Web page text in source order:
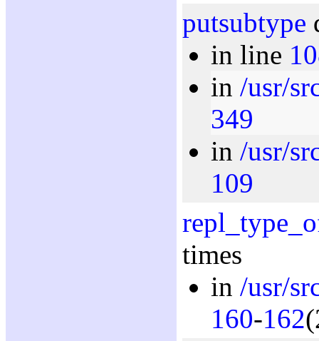
putsubtype
in line
in /usr/
349
in /usr/
109
times
in /usr/
160-162